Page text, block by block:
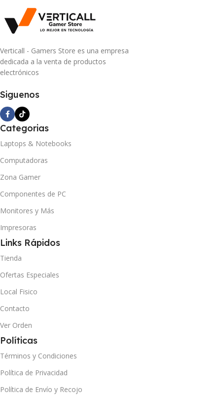
Verticall - Gamers Store es una empresa
dedicada a la venta de productos
electrónicos
Siguenos
Categorias
Laptops & Notebooks
Computadoras
Zona Gamer
Componentes de PC
Monitores y Más
Impresoras
Links Rápidos
Tienda
Ofertas Especiales
Local Fisico
Contacto
Ver Orden
Políticas
Términos y Condiciones
Política de Privacidad
Política de Envío y Recojo